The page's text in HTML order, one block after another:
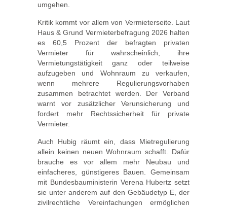
umgehen.
Kritik kommt vor allem von Vermieterseite. Laut
Haus & Grund Vermieterbefragung 2026 halten
es 60,5 Prozent der befragten privaten
Vermieter für wahrscheinlich, ihre
Vermietungstätigkeit ganz oder teilweise
aufzugeben und Wohnraum zu verkaufen,
wenn mehrere Regulierungsvorhaben
zusammen betrachtet werden. Der Verband
warnt vor zusätzlicher Verunsicherung und
fordert mehr Rechtssicherheit für private
Vermieter.
Auch Hubig räumt ein, dass Mietregulierung
allein keinen neuen Wohnraum schafft. Dafür
brauche es vor allem mehr Neubau und
einfacheres, günstigeres Bauen. Gemeinsam
mit Bundesbauministerin Verena Hubertz setzt
sie unter anderem auf den Gebäudetyp E, der
zivilrechtliche Vereinfachungen ermöglichen